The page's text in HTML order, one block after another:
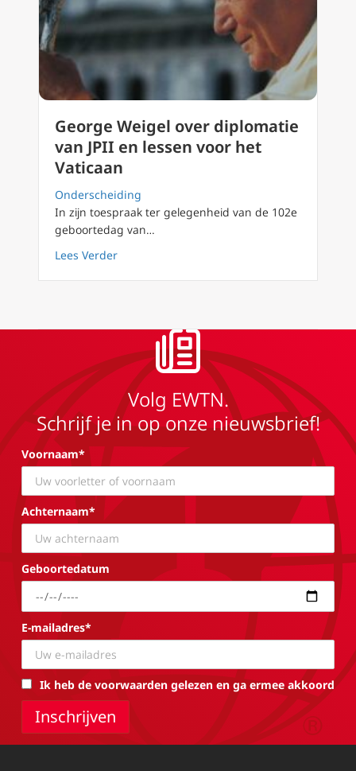
George Weigel over diplomatie
van JPII en lessen voor het
Vaticaan
Onderscheiding
In zijn toespraak ter gelegenheid van de 102e
geboortedag van…
Lees Verderabout George Weigel over diplomatie van
Volg EWTN.
Schrijf je in op onze nieuwsbrief!
Voornaam*
Achternaam*
Geboortedatum
E-mailadres*
Ik heb de voorwaarden gelezen en ga ermee akkoord